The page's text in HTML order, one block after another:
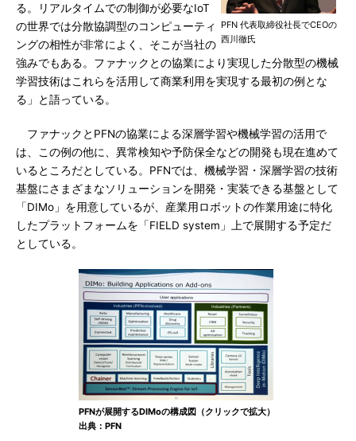
PFN 代表取締役社長でCEOの
西川徹氏
る。リアルタイムでの制御が必要なIoT
の世界では分散協調型のコンピューティ
ングの相性が非常によく、そこが当社の
強みでもある。ファナックとの協業により実現した分散型の機械
学習技術はこれらを活用して商業利用を実現する最初の例とな
る」と語っている。
ファナックとPFNの協業による深層学習や機械学習の活用で
は、この例の他に、異常検知や予防保全などの開発も現在進めて
いるところだとしている。PFNでは、機械学習・深層学習の技術
基盤にさまざまなソリューションを開発・実装できる基盤として
「DIMo」を用意しているが、産業用ロボットの作業用途に特化
したプラットフォームを「FIELD system」上で展開する予定だ
としている。
PFNが展開するDIMoの構成図（クリックで拡大）
出典：PFN